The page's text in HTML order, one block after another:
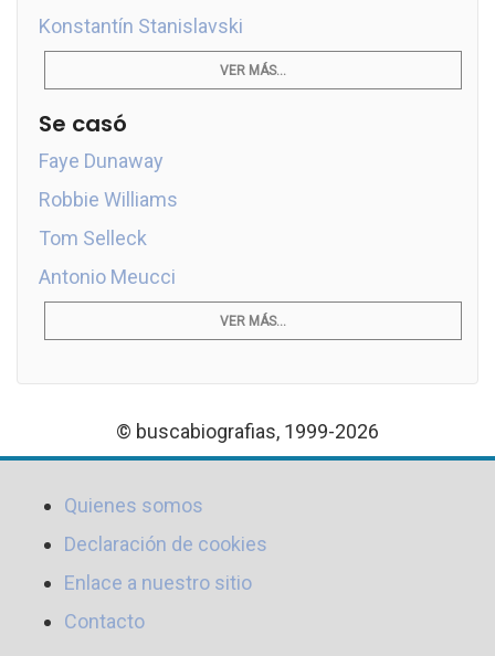
Konstantín Stanislavski
VER MÁS...
Se casó
Faye Dunaway
Robbie Williams
Tom Selleck
Antonio Meucci
VER MÁS...
© buscabiografias, 1999-2026
Quienes somos
Declaración de cookies
Enlace a nuestro sitio
Contacto